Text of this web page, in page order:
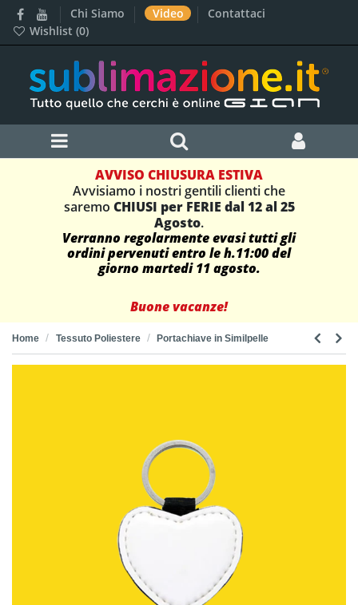
Chi Siamo Video
Contattaci
Wishlist (0)
AVVISO CHIUSURA ESTIVA
Avvisiamo i nostri gentili clienti che
saremo CHIUSI per FERIE dal 12 al 25
Agosto.
Verranno regolarmente evasi tutti gli
ordini pervenuti entro le h.11:00 del
giorno martedi 11 agosto.
Buone vacanze!
Home Tessuto Poliestere Portachiave in Similpelle